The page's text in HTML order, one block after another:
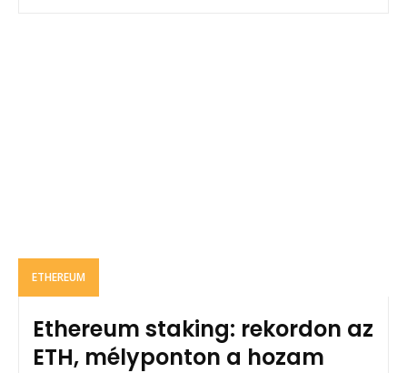
ETHEREUM
Ethereum staking: rekordon az
ETH, mélyponton a hozam